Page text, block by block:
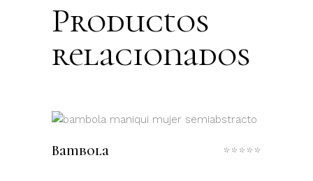
Productos
relacionados
Bambola